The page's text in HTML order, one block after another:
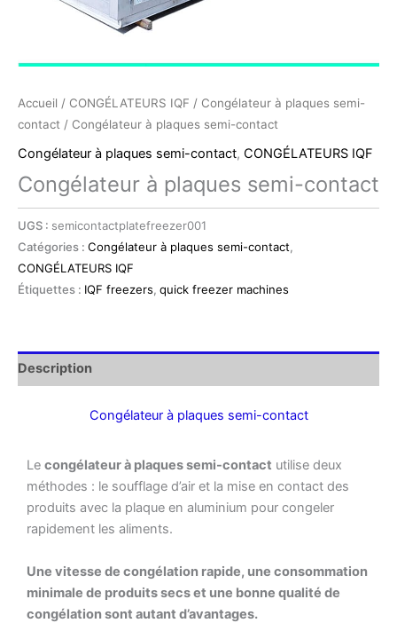
Accueil / CONGÉLATEURS IQF / Congélateur à plaques semi-
contact / Congélateur à plaques semi-contact
Congélateur à plaques semi-contact, CONGÉLATEURS IQF
Congélateur à plaques semi-contact
UGS : semicontactplatefreezer001
Catégories : Congélateur à plaques semi-contact,
CONGÉLATEURS IQF
Étiquettes : IQF freezers, quick freezer machines
Description
Congélateur à plaques semi-contact
Le congélateur à plaques semi-contact utilise deux
méthodes : le soufflage d’air et la mise en contact des
produits avec la plaque en aluminium pour congeler
rapidement les aliments.
Une vitesse de congélation rapide, une consommation
minimale de produits secs et une bonne qualité de
congélation sont autant d’avantages.